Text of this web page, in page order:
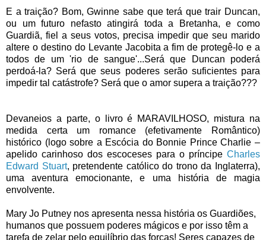
E a traição? Bom, Gwinne sabe que terá que trair Duncan,
ou um futuro nefasto atingirá toda a Bretanha, e como
Guardiã, fiel a seus votos, precisa impedir que seu marido
altere o destino do Levante Jacobita a fim de protegê-lo e a
todos de um 'rio de sangue'...Será que Duncan poderá
perdoá-la? Será que seus poderes serão suficientes para
impedir tal catástrofe? Será que o amor supera a traição???
Devaneios a parte, o livro é MARAVILHOSO, mistura na
medida certa um romance (efetivamente Romântico)
histórico (logo sobre a Escócia do Bonnie Prince Charlie –
apelido carinhoso dos escoceses para o príncipe Charles
Edward Stuart, pretendente católico do trono da Inglaterra),
uma aventura emocionante, e uma história de magia
envolvente.
Mary Jo Putney nos apresenta nessa história os Guardiões,
humanos que possuem poderes mágicos e por isso têm a
tarefa de zelar pelo equilíbrio das forças! Seres capazes de